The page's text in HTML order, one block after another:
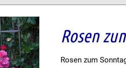
Rosen
Rosen zum